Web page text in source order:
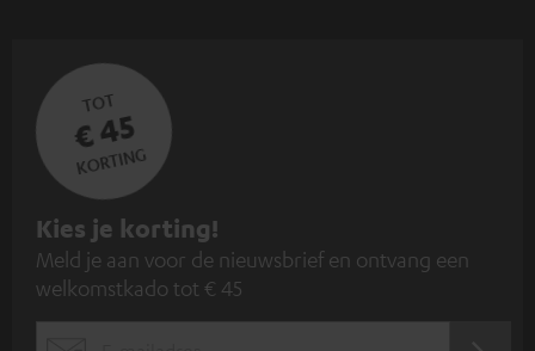
TOT
€ 45
KORTING
A
a
n
Kies je korting!
Meld je aan voor de nieuwsbrief en ontvang een
welkomstkado tot € 45